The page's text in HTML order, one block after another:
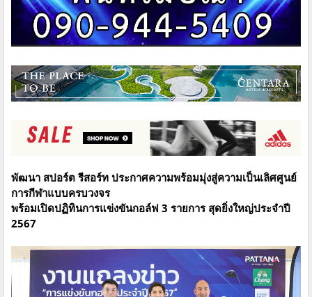
พัฒนา สปอร์ต รีสอร์ท ประกาศความพร้อมมุ่งสู่ความเป็นเลิศศูนย์
การกีฬาแบบครบวงจร
พร้อมเปิดปฏิทินการแข่งขันกอล์ฟ 3 รายการ สุดยิ่งใหญ่ประจำปี
2567